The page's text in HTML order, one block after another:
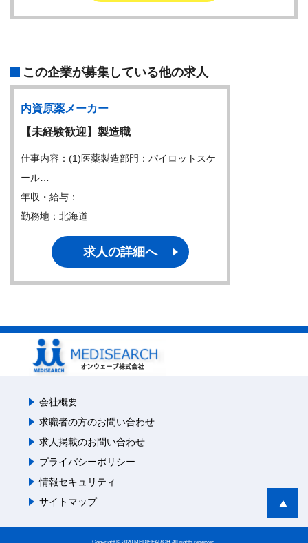
この企業が募集している他の求人
内資原薬メーカー
【未経験歓迎】製造職
仕事内容：(1)医薬製造部門：パイロットスケ
ール…
年収・給与：
勤務地：北海道
求人の詳細へ
会社概要
求職者の方のお問い合わせ
求人掲載のお問い合わせ
プライバシーポリシー
情報セキュリティ
サイトマップ